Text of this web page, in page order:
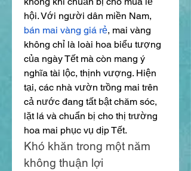
bán mai vàng giá rẻ, mai vàng
không chỉ là loài hoa biểu tượng
của ngày Tết mà còn mang ý
nghĩa tài lộc, thịnh vượng. Hiện
tại, các nhà vườn trồng mai trên
cả nước đang tất bật chăm sóc,
lặt lá và chuẩn bị cho thị trường
hoa mai phục vụ dịp Tết.
Khó khăn trong một năm
không thuận lợi